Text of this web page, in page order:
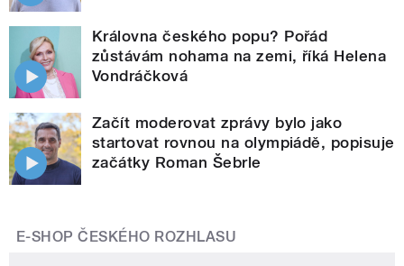
Královna českého popu? Pořád
zůstávám nohama na zemi, říká Helena
Vondráčková
Začít moderovat zprávy bylo jako
startovat rovnou na olympiádě, popisuje
začátky Roman Šebrle
E-SHOP ČESKÉHO ROZHLASU